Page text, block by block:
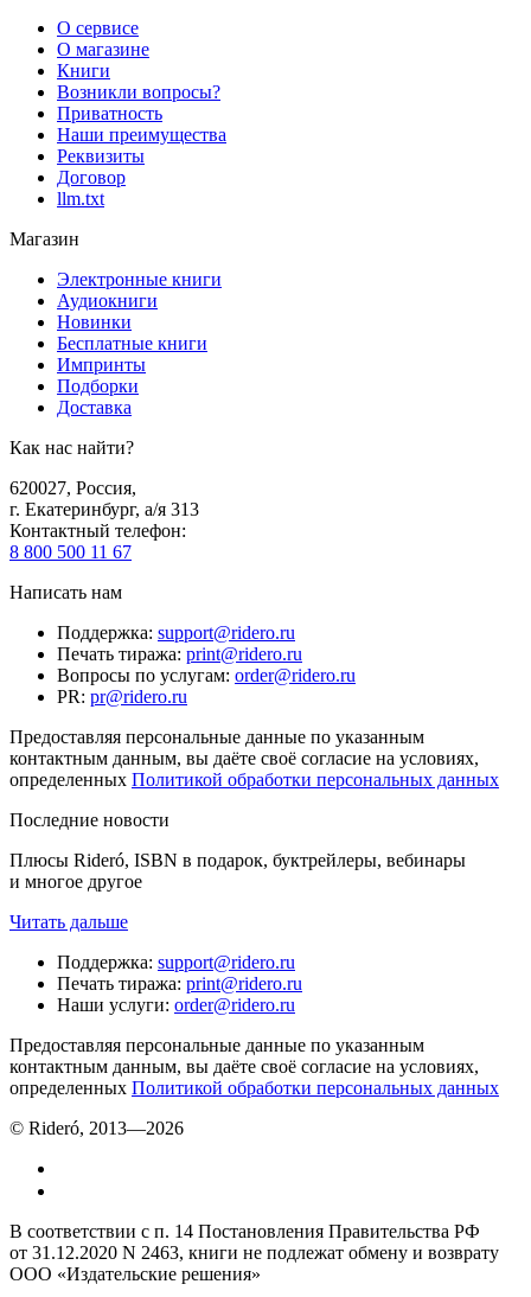
О сервисе
О магазине
Книги
Возникли вопросы?
Приватность
Наши преимущества
Реквизиты
Договор
llm.txt
Магазин
Электронные книги
Аудиокниги
Новинки
Бесплатные книги
Импринты
Подборки
Доставка
Как нас найти?
620027, Россия,
г. Екатеринбург, а/я 313
Контактный телефон:
8 800 500 11 67
Написать нам
Поддержка: support@ridero.ru
Печать тиража: print@ridero.ru
Вопросы по услугам: order@ridero.ru
PR: pr@ridero.ru
Предоставляя персональные данные по указанным
контактным данным, вы даёте своё согласие на условиях,
определенных Политикой обработки персональных данных
Последние новости
Плюсы Rideró, ISBN в подарок, буктрейлеры, вебинары
и многое другое
Читать дальше
Поддержка: support@ridero.ru
Печать тиража: print@ridero.ru
Наши услуги: order@ridero.ru
Предоставляя персональные данные по указанным
контактным данным, вы даёте своё согласие на условиях,
определенных Политикой обработки персональных данных
© Rideró, 2013—2026
В соответствии с п. 14 Постановления Правительства РФ
от 31.12.2020 N 2463, книги не подлежат обмену и возврату
ООО «Издательские решения»